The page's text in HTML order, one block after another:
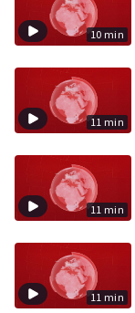
10 min
11 min
11 min
11 min